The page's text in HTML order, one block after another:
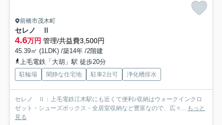
前橋市茂木町
セレノ Ⅱ
4.6万円 管理/共益費3,500円
45.39㎡ (1LDK) /築14年 /2階建
上毛電鉄「大胡」駅 徒歩20分
駐輪場 閑静な住宅地 駐車2台可 浄化槽排水
セレノ Ⅱ：上毛電鉄江木駅にも近くて便利♪収納はウォークインクロ
ゼット・シューズボックス・全居室収納など豊富なので、広々... もっと
見る